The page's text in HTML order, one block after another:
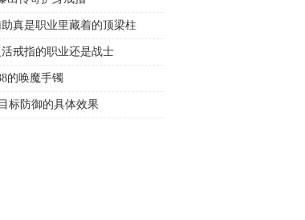
真是职业里藏着的顶梁柱
戒指的职业还是战士
的唤魔手镯
标防御的具体效果